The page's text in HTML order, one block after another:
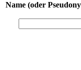
Name (oder